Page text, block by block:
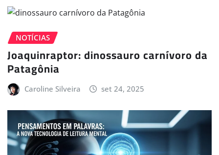
NOTÍCIAS
Joaquinraptor: dinossauro carnívoro da
Patagônia
Caroline Silveira set 24, 2025